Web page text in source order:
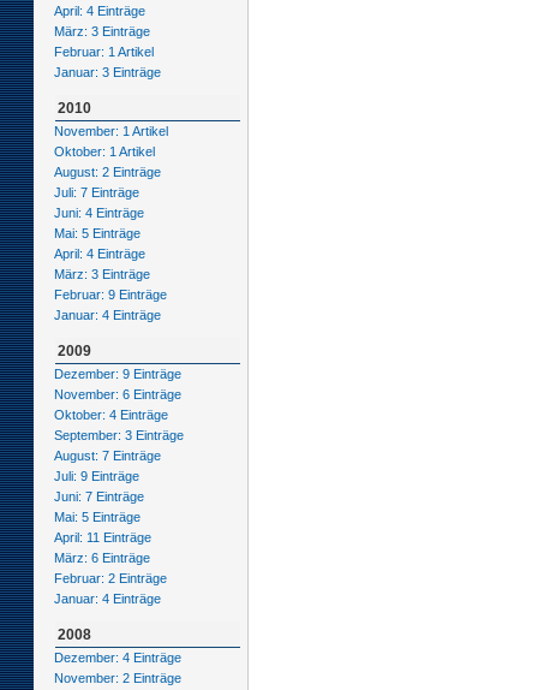
April: 4 Einträge
März: 3 Einträge
Februar: 1 Artikel
Januar: 3 Einträge
2010
November: 1 Artikel
Oktober: 1 Artikel
August: 2 Einträge
Juli: 7 Einträge
Juni: 4 Einträge
Mai: 5 Einträge
April: 4 Einträge
März: 3 Einträge
Februar: 9 Einträge
Januar: 4 Einträge
2009
Dezember: 9 Einträge
November: 6 Einträge
Oktober: 4 Einträge
September: 3 Einträge
August: 7 Einträge
Juli: 9 Einträge
Juni: 7 Einträge
Mai: 5 Einträge
April: 11 Einträge
März: 6 Einträge
Februar: 2 Einträge
Januar: 4 Einträge
2008
Dezember: 4 Einträge
November: 2 Einträge